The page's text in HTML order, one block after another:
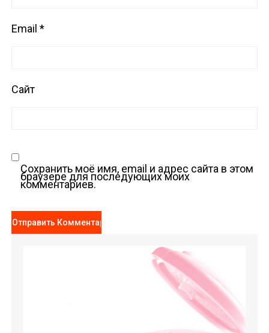
Email*
Сайт
Сохранить моё имя, email и адрес сайта в этом
браузере для последующих моих
комментариев.